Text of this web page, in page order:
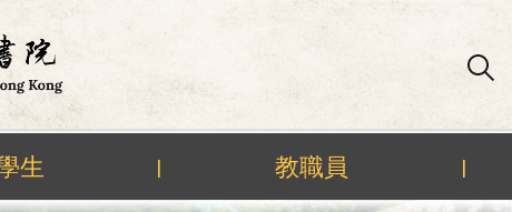
生 | 教職員 |